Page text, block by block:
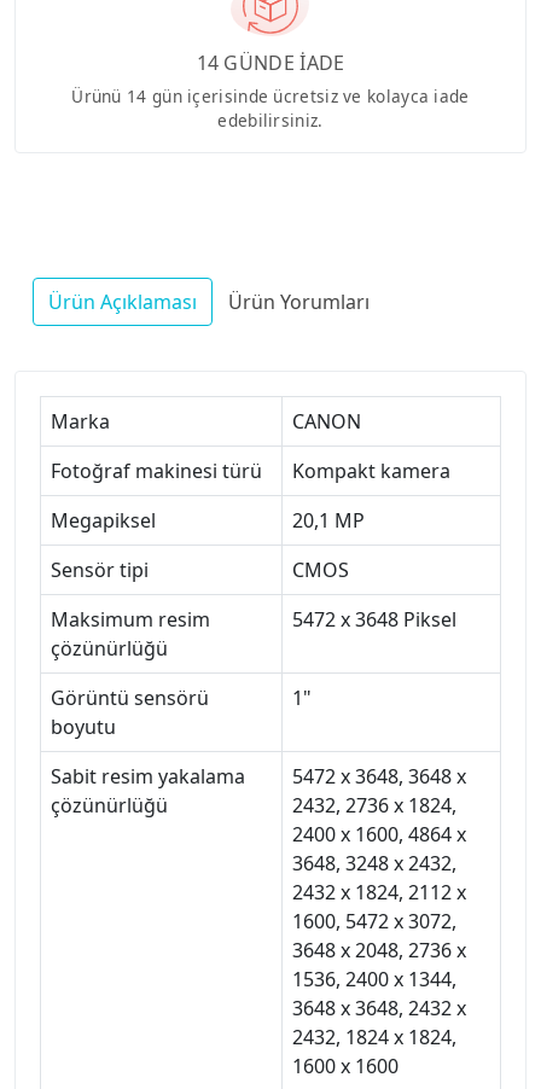
14 GÜNDE İADE
Ürünü 14 gün içerisinde ücretsiz ve kolayca iade
edebilirsiniz.
Ürün Açıklaması Ürün Yorumları
Marka
CANON
Fotoğraf makinesi türü
Kompakt kamera
Megapiksel
20,1 MP
Sensör tipi
CMOS
Maksimum resim
çözünürlüğü
5472 x 3648 Piksel
Görüntü sensörü
boyutu
1"
Sabit resim yakalama
çözünürlüğü
5472 x 3648, 3648 x
2432, 2736 x 1824,
2400 x 1600, 4864 x
3648, 3248 x 2432,
2432 x 1824, 2112 x
1600, 5472 x 3072,
3648 x 2048, 2736 x
1536, 2400 x 1344,
3648 x 3648, 2432 x
2432, 1824 x 1824,
1600 x 1600